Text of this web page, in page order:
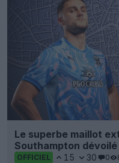
Le superbe maillot
Southampton dévoilé
OFFICIEL 15 30 0